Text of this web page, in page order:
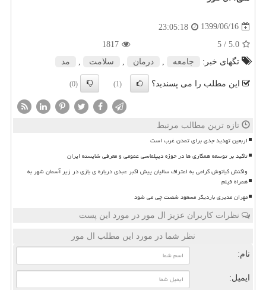
1399/06/16
23:05:18
5.0
/ 5
1817
تگهای خبر:
جامعه , درمان , سلامت , مد
این مطلب را می پسندید؟ (1)
(0)
تازه ترین مطالب مرتبط
اربعین تهدید جدی برای تمدن غرب است
تاکید بر توسعه همکاری ها در حوزه دیپلماسی عمومی و معرفی شایسته ایران
واکنش کیانوش گرامی به اعتراف سالیان پیش اکبر عبدی درباره ی بازی در زیر آسمان شهر به
همراه فیلم
مهران مدیری باردیگر مسعود شصت چی می شود
نظرات کاربران عزیز ال مور در مورد این پست
نظر شما در مورد این مطلب ال مور
نام:
ایمیل: